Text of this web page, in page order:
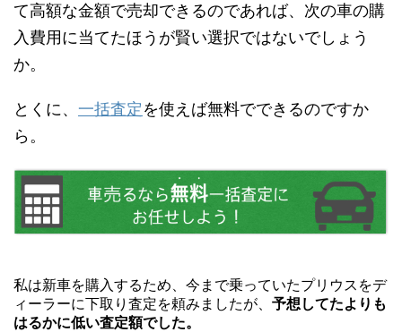
て高額な金額で売却できるのであれば、次の車の購
入費用に当てたほうが賢い選択ではないでしょう
か。
とくに、 一括査定 を使えば無料でできるのですか
ら。
私は新車を購入するため、今まで乗っていたプリウスをデ
ィーラーに下取り査定を頼みましたが、 予想してたよりも
はるかに低い査定額でした。